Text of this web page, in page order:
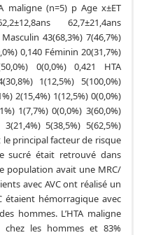
maligne (n=5) p Age x±ET
62,7±21,4ans
43(68,3%) 7(46,7%)
0,140 Féminin 20(31,7%)
0(0,0%) 0,421 HTA
1(12,5%) 5(100,0%)
2(15,4%) 1(12,5%) 0(0,0%)
1(7,7%) 0(0,0%) 3(60,0%)
5(38,5%) 5(62,5%)
le principal facteur de risque
sucré était retrouvé dans
population avait une MRC/
avec AVC ont réalisé un
étaient hémorragique avec
hommes. L’HTA maligne
chez les hommes et 83%